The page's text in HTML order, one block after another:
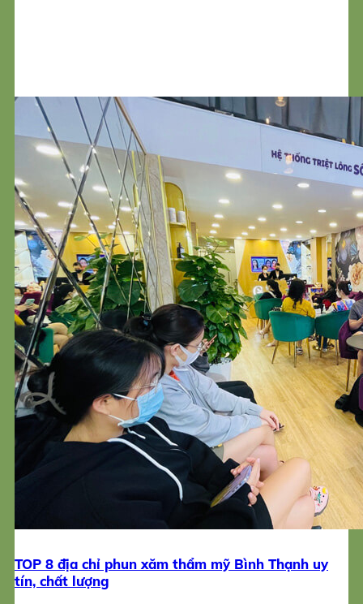
TOP 8 địa chỉ phun xăm thẩm mỹ Bình Thạnh uy
tín, chất lượng